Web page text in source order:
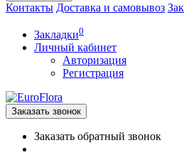
Контакты Доставка и самовывоз
Закладки0
Личный кабинет
Авторизация
Регистрация
Заказать звонок
Заказать обратный звонок